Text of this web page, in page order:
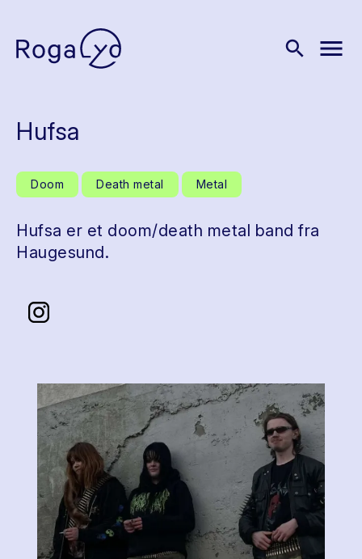
search menu
Hufsa
Doom Death metal Metal
Hufsa er et doom/death metal band fra
Haugesund.